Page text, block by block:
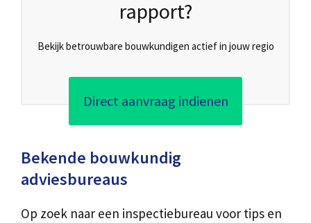
rapport?
Bekijk betrouwbare bouwkundigen actief in jouw regio
Direct aanvraag indienen
Bekende bouwkundig
adviesbureaus
Op zoek naar een inspectiebureau voor tips en